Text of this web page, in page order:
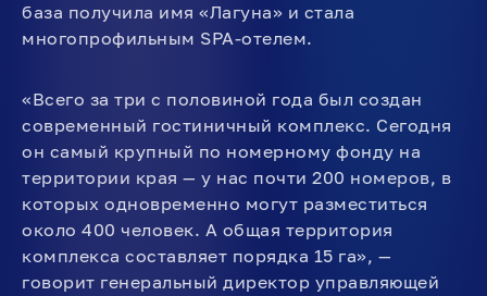
база получила имя «Лагуна» и стала
многопрофильным SPA-отелем.
«Всего за три с половиной года был создан
современный гостиничный комплекс. Сегодня
он самый крупный по номерному фонду на
территории края — у нас почти 200 номеров, в
которых одновременно могут разместиться
около 400 человек. А общая территория
комплекса составляет порядка 15 га», —
говорит генеральный директор управляющей